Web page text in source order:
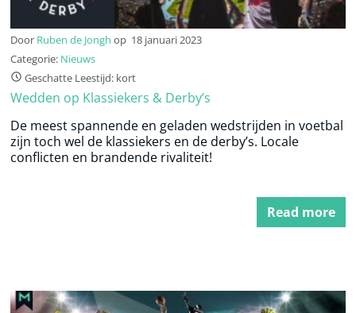
Door Ruben de Jongh op 18 januari 2023
Categorie: Nieuws
Geschatte Leestijd: kort
Wedden op Klassiekers & Derby’s
De meest spannende en geladen wedstrijden in voetbal
zijn toch wel de klassiekers en de derby’s. Locale
conflicten en brandende rivaliteit!
Read more